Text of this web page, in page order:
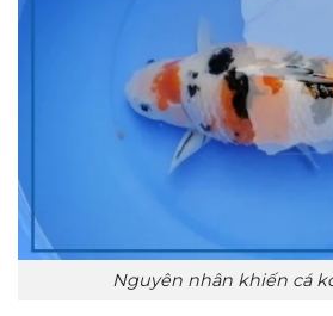
Nguyên nhân khiến cá